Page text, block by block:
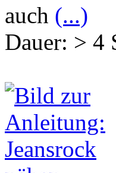
auch (...)
Dauer: > 4